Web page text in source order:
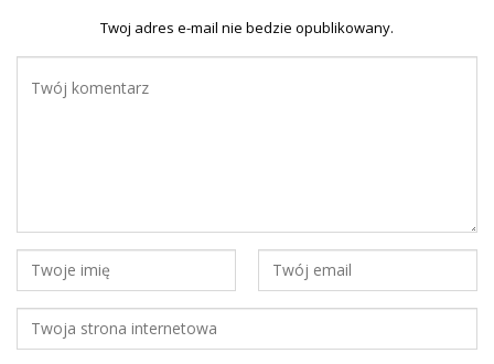
Twoj adres e-mail nie bedzie opublikowany.